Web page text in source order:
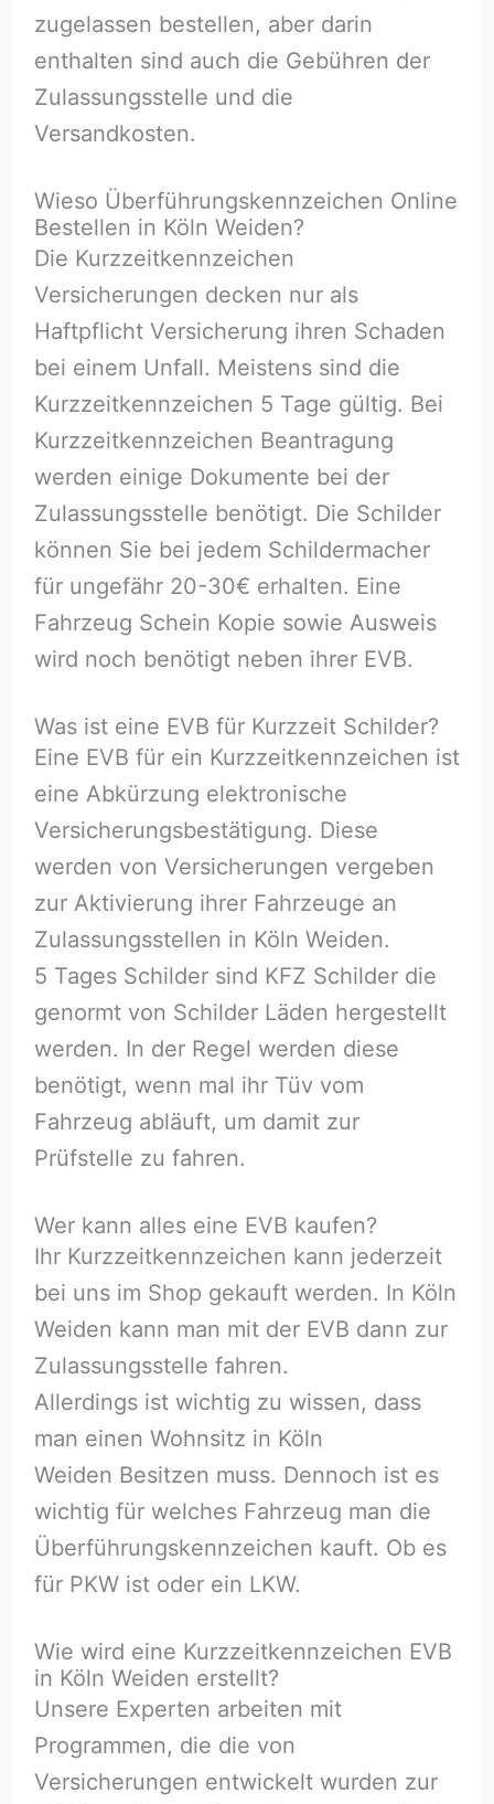
zugelassen bestellen, aber darin
enthalten sind auch die Gebühren der
Zulassungsstelle und die
Versandkosten.
Wieso Überführungskennzeichen Online
Bestellen in Köln Weiden?
Die Kurzzeitkennzeichen
Versicherungen decken nur als
Haftpflicht Versicherung ihren Schaden
bei einem Unfall. Meistens sind die
Kurzzeitkennzeichen 5 Tage gültig. Bei
Kurzzeitkennzeichen Beantragung
werden einige Dokumente bei der
Zulassungsstelle benötigt. Die Schilder
können Sie bei jedem Schildermacher
für ungefähr 20-30€ erhalten. Eine
Fahrzeug Schein Kopie sowie Ausweis
wird noch benötigt neben ihrer EVB.
Was ist eine EVB für Kurzzeit Schilder?
Eine EVB für ein Kurzzeitkennzeichen ist
eine Abkürzung elektronische
Versicherungsbestätigung. Diese
werden von Versicherungen vergeben
zur Aktivierung ihrer Fahrzeuge an
Zulassungsstellen in Köln Weiden.
5 Tages Schilder sind KFZ Schilder die
genormt von Schilder Läden hergestellt
werden. In der Regel werden diese
benötigt, wenn mal ihr Tüv vom
Fahrzeug abläuft, um damit zur
Prüfstelle zu fahren.
Wer kann alles eine EVB kaufen?
Ihr Kurzzeitkennzeichen kann jederzeit
bei uns im Shop gekauft werden. In Köln
Weiden kann man mit der EVB dann zur
Zulassungsstelle fahren.
Allerdings ist wichtig zu wissen, dass
man einen Wohnsitz in Köln
Weiden Besitzen muss. Dennoch ist es
wichtig für welches Fahrzeug man die
Überführungskennzeichen kauft. Ob es
für PKW ist oder ein LKW.
Wie wird eine Kurzzeitkennzeichen EVB
in Köln Weiden erstellt?
Unsere Experten arbeiten mit
Programmen, die die von
Versicherungen entwickelt wurden zur